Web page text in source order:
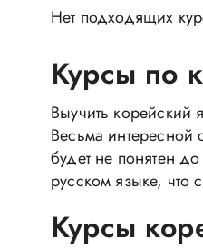
Нет подходящих
Курсы по
Выучить корейский
Весьма интересной
будет не понятен
русском языке, что
Курсы